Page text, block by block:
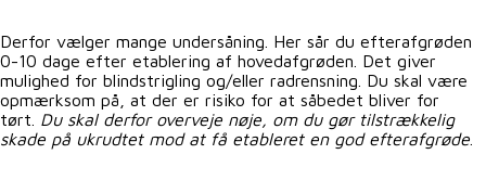
Derfor vælger mange undersåning. Her sår du efterafgrøden
0-10 dage efter etablering af hovedafgrøden. Det giver
mulighed for blindstrigling og/eller radrensning. Du skal være
opmærksom på, at der er risiko for at såbedet bliver for
tørt. Du skal derfor overveje nøje, om du gør tilstrækkelig
skade på ukrudtet mod at få etableret en god efterafgrøde